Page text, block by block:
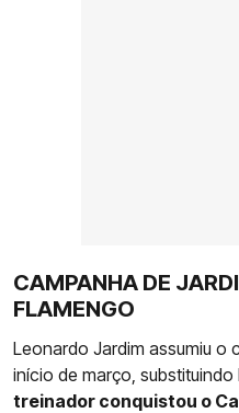
CAMPANHA DE
FLAMENGO
Leonardo Jardim assumiu o
início de março, substituindo
treinador conquistou o